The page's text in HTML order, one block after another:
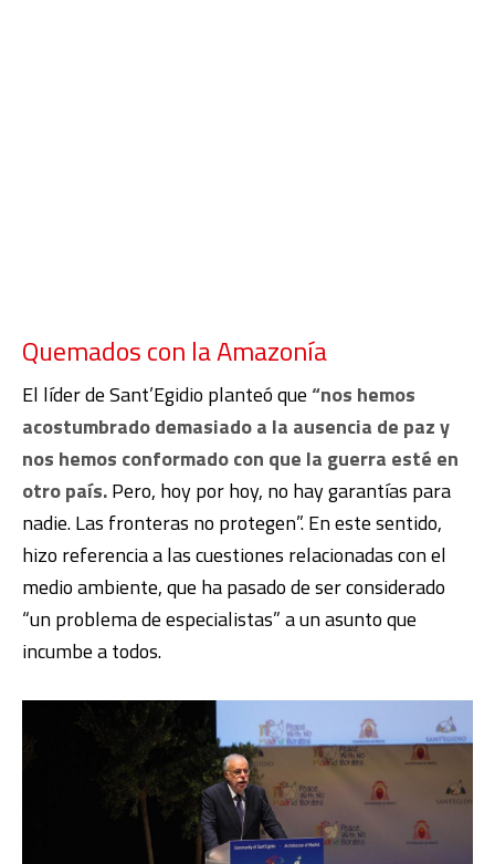
Quemados con la Amazonía
El líder de Sant’Egidio planteó que“nos hemos
acostumbrado demasiado a la ausencia de paz y
nos hemos conformado con que la guerra esté en
otro país.Pero, hoy por hoy, no hay garantías para
nadie. Las fronteras no protegen”. En este sentido,
hizo referencia a las cuestiones relacionadas con el
medio ambiente, que ha pasado de ser considerado
“un problema de especialistas” a un asunto que
incumbe a todos.